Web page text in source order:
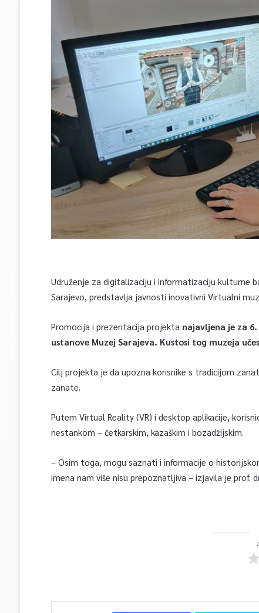
Udruženje za digitalizaciju i informatizaciju kulturne
Sarajevo, predstavlja javnosti inovativni Virtualni
Promocija i prezentacija projekta najavljena je za
ustanove Muzej Sarajeva. Kustosi tog muzeja
Cilj projekta je da upozna korisnike s tradicijom
zanate.
Putem Virtual Reality (VR) i desktop aplikacije,
nestankom – četkarskim, kazaškim i bozadžijskim.
– Osim toga, mogu saznati i informacije o
imena nam više nisu prepoznatljiva – izjavila je prof.